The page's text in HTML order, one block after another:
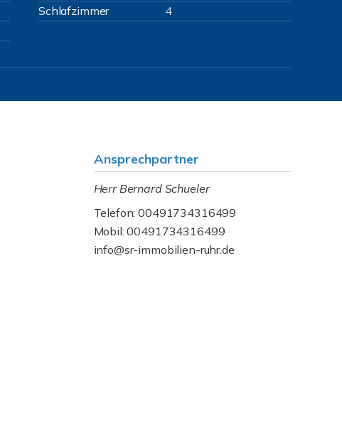
Schlafzimmer
4
Ansprechpartner
Herr Bernard Schueler
Telefon: 00491734316499
Mobil: 00491734316499
info@sr-immobilien-ruhr.de